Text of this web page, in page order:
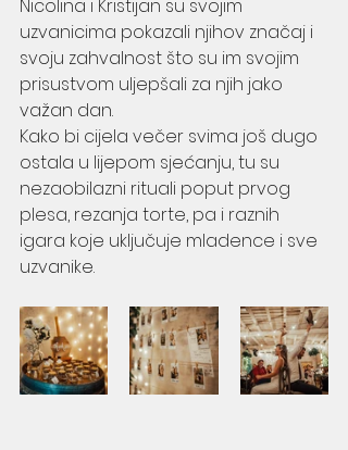
Nicolina i Kristijan su svojim
uzvanicima pokazali njihov značaj i
svoju zahvalnost što su im svojim
prisustvom uljepšali za njih jako
važan dan.
Kako bi cijela večer svima još dugo
ostala u lijepom sjećanju, tu su
nezaobilazni rituali poput prvog
plesa, rezanja torte, pa i raznih
igara koje uključuje mladence i sve
uzvanike.